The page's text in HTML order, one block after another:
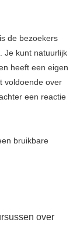
de bezoekers
Je kunt natuurlijk
heeft een eigen
voldoende over
een reactie
bruikbare
over